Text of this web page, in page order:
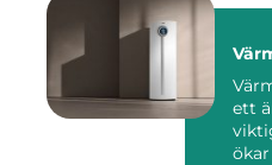
ett
ökar